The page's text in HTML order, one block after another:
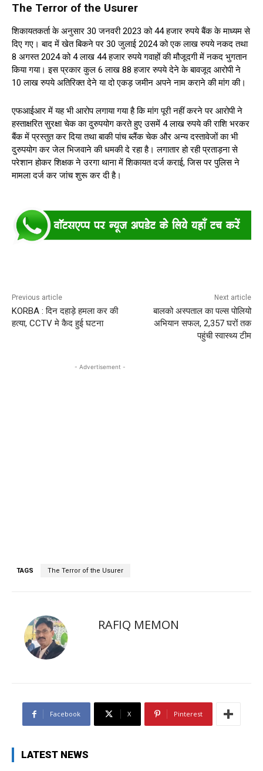
The Terror of the Usurer
शिकायतकर्ता के अनुसार 30 जनवरी 2023 को 44 हजार रुपये बैंक के माध्यम से
दिए गए। बाद में खेत बिकने पर 30 जुलाई 2024 को एक लाख रुपये नकद तथा
8 अगस्त 2024 को 4 लाख 44 हजार रुपये गवाहों की मौजूदगी में नकद भुगतान
किया गया। इस प्रकार कुल 6 लाख 88 हजार रुपये देने के बावजूद आरोपी ने
10 लाख रुपये अतिरिक्त देने या दो एकड़ जमीन अपने नाम कराने की मांग की।
एफआईआर में यह भी आरोप लगाया गया है कि मांग पूरी नहीं करने पर आरोपी ने
हस्ताक्षरित सुरक्षा चेक का दुरुपयोग करते हुए उसमें 4 लाख रुपये की राशि भरकर
बैंक में प्रस्तुत कर दिया तथा बाकी पांच ब्लैंक चेक और अन्य दस्तावेजों का भी
दुरुपयोग कर जेल भिजवाने की धमकी दे रहा है। लगातार हो रही प्रताड़ना से
परेशान होकर शिक्षक ने उरगा थाना में शिकायत दर्ज कराई, जिस पर पुलिस ने
मामला दर्ज कर जांच शुरू कर दी है।
Previous article
KORBA : दिन दहाड़े हमला कर की
हत्या, CCTV मे कैद हुई घटना
Next article
बालको अस्पताल का पल्स पोलियो
अभियान सफल, 2,357 घरों तक
पहुंची स्वास्थ्य टीम
- Advertisement -
TAGS The Terror of the Usurer
RAFIQ MEMON
Facebook X Pinterest
LATEST NEWS